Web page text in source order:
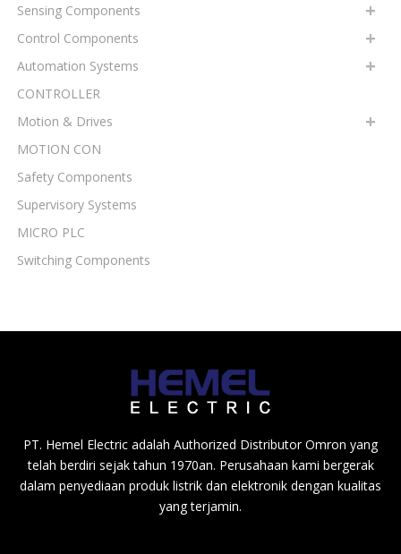
Sensing Components
Control Components
Automation Systems
CONTROLLER
Motion & Drives
MOTION CON
Safety Components
Supervisory Systems
MICRO PLC
Switching Components
PT. Hemel Electric adalah Authorized Distributor Omron yang
telah berdiri sejak tahun 1970an. Perusahaan kami bergerak
dalam penyediaan produk listrik dan elektronik dengan kualitas
yang terjamin.